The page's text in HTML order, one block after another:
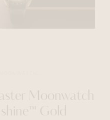
Moonwatch
Gold